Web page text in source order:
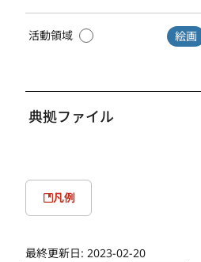
活動領域 絵画
典拠ファイル
凡例
最終更新日: 2023-02-20